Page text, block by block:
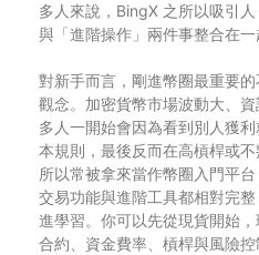
多人來說，BingX 之所以吸引人
與「進階操作」兩件事整合在一
對新手而言，剛進幣圈最重要
觀念。加密貨幣市場波動大、
多人一開始會因為看到別人獲
本規則，最後反而在高槓桿或
所以常被拿來當作幣圈入門平
交易功能與進階工具都相對完
進學習。你可以先從現貨開始
合約、資金費率、槓桿與風險